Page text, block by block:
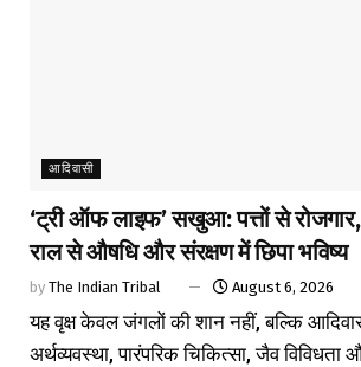
आदिवासी
‘ट्री ऑफ लाइफ’ सखुआ: पत्तों से रोजगार,
राल से औषधि और संरक्षण में छिपा भविष्य
by The Indian Tribal August 6, 2026
यह वृक्ष केवल जंगलों की शान नहीं, बल्कि
अर्थव्यवस्था, पारंपरिक चिकित्सा, जैव विविधता